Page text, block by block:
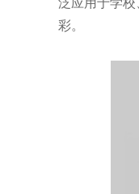
泛应用于学
彩。